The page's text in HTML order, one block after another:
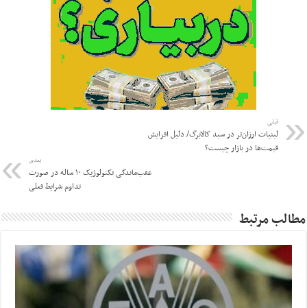
قبلی
لبنیات ارزان‌تر در سبد کالابرگ/ دلیل افزایش
قیمت‌ها در بازار چیست؟
بعدی
عقب‌ماندگی تکنولوژیک ۱۰ ساله در صورت
تداوم شرایط فعلی
مطالب مرتبط